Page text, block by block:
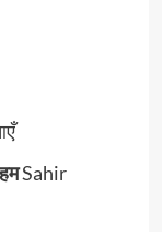
Sahir